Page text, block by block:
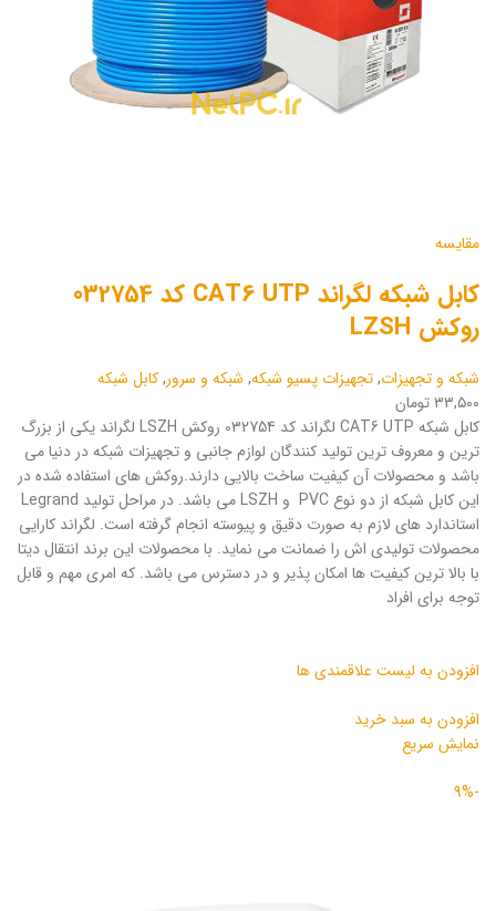
مقایسه
کابل شبکه لگراند CAT6 UTP کد 032754
روکش LZSH
شبکه و تجهیزات,تجهیزات پسیو شبکه, شبکه و سرور,کابل شبکه
۳۳,۵۰۰ تومان
کابل شبکه CAT6 UTP لگراند کد 032754 روکش LSZH لگراند یکی از بزرگ
ترین و معروف ترین تولید کنندگان لوازم جانبی و تجهیزات شبکه در دنیا می
باشد و محصولات آن کیفیت ساخت بالایی دارند.روکش های استفاده شده در
این کابل شبکه از دو نوع PVC و LSZH می باشد. در مراحل تولید Legrand
استاندارد های لازم به صورت دقیق و پیوسته انجام گرفته است. لگراند کارایی
محصولات تولیدی اش را ضمانت می نماید. با محصولات این برند انتقال دیتا
با بالا ترین کیفیت ها امکان پذیر و در دسترس می باشد. که امری مهم و قابل
توجه برای افراد
افزودن به لیست علاقمندی ها
افزودن به سبد خرید
نمایش سریع
-9%